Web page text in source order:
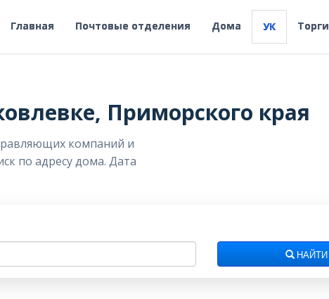
Главная Почтовые отделения Дома УК Торги
Приморского края
компаний и
по адресу дома. Дата
НАЙТИ